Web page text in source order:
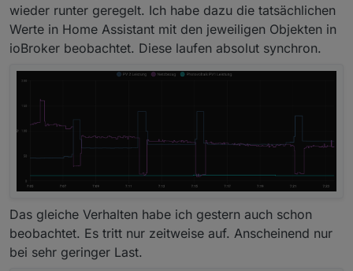
wieder runter geregelt. Ich habe dazu die tatsächlichen
Werte in Home Assistant mit den jeweiligen Objekten in
ioBroker beobachtet. Diese laufen absolut synchron.
Das gleiche Verhalten habe ich gestern auch schon
beobachtet. Es tritt nur zeitweise auf. Anscheinend nur
bei sehr geringer Last.